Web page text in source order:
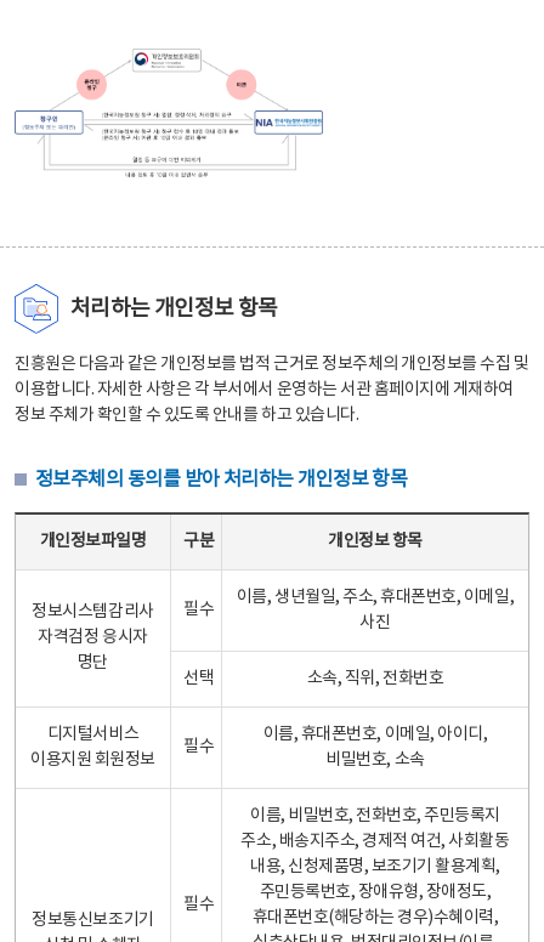
처리하는 개인정보 항목
진흥원은 다음과 같은 개인정보를 법적 근거로 정보주체의 개인정보를 수집 및
이용합니다. 자세한 사항은 각 부서에서 운영하는 서관 홈페이지에 게재하여
정보 주체가 확인할 수 있도록 안내를 하고 있습니다.
정보주체의 동의를 받아 처리하는 개인정보 항목
개인정보파일명 구분 개인정보 항목
정보시스템감리사
자격검정 응시자
명단
필수
이름, 생년월일, 주소, 휴대폰번호, 이메일,
사진
선택 소속, 직위, 전화번호
디지털서비스
이용지원 회원정보
필수
이름, 휴대폰번호, 이메일, 아이디,
비밀번호, 소속
정보통신보조기기
필수
이름, 비밀번호, 전화번호, 주민등록지
주소, 배송지주소, 경제적 여건, 사회활동
내용, 신청제품명, 보조기기 활용계획,
주민등록번호, 장애유형, 장애정도,
휴대폰번호(해당하는 경우)수혜이력,